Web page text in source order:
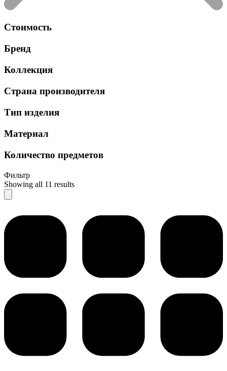
Стоимость
Бренд
Коллекция
Страна производителя
Тип изделия
Материал
Количество предметов
Фильтр
Showing all 11 results